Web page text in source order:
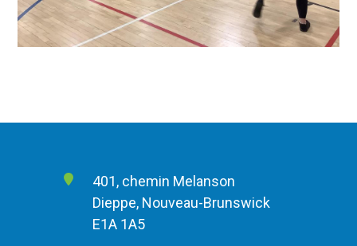
401, chemin Melanson
Dieppe, Nouveau-Brunswick
E1A 1A5